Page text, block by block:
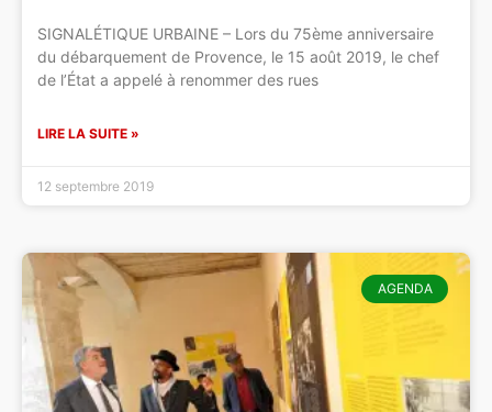
SIGNALÉTIQUE URBAINE – Lors du 75ème anniversaire
du débarquement de Provence, le 15 août 2019, le chef
de l’État a appelé à renommer des rues
LIRE LA SUITE »
12 septembre 2019
AGENDA